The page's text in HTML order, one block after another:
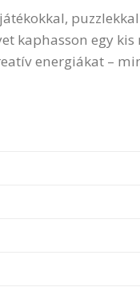
kaphasson egy
energiákat –